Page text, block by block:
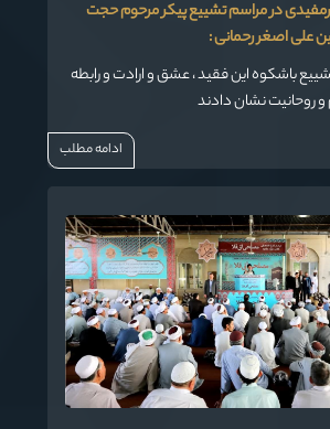
در مراسم تشییع پیکر مرحوم حجت
علی اصغر رحمانی :
باشکوه این فقید ، عشق و ارادت و رابطه
و روحانیت نشان دادند
ادامه مطلب